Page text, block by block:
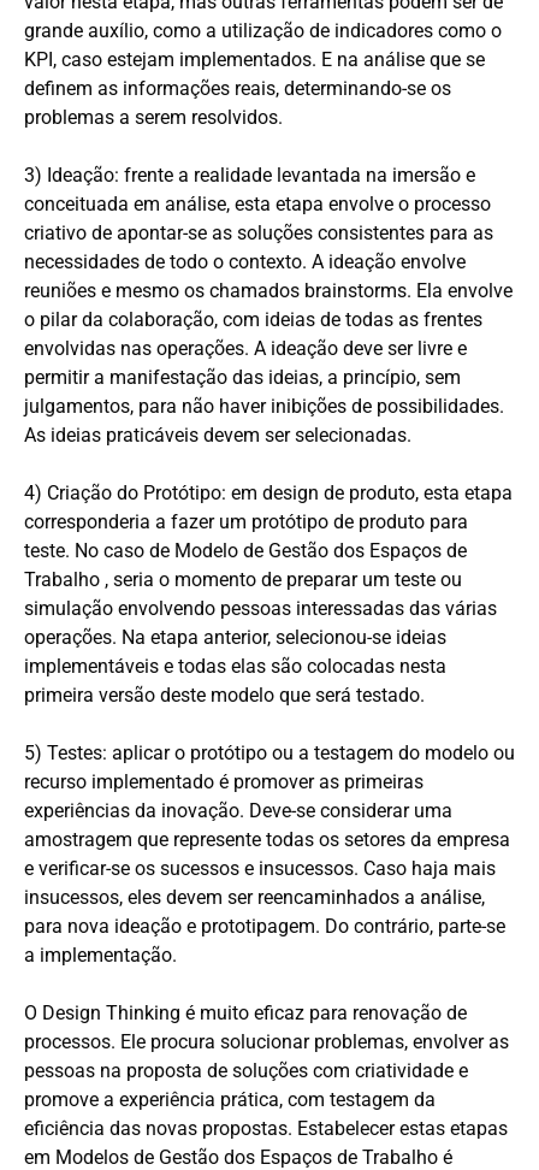
grande auxílio, como a utilização de indicadores como o
KPI, caso estejam implementados. E na análise que se
definem as informações reais, determinando-se os
problemas a serem resolvidos.
3) Ideação: frente a realidade levantada na imersão e
conceituada em análise, esta etapa envolve o processo
criativo de apontar-se as soluções consistentes para as
necessidades de todo o contexto. A ideação envolve
reuniões e mesmo os chamados brainstorms. Ela envolve
o pilar da colaboração, com ideias de todas as frentes
envolvidas nas operações. A ideação deve ser livre e
permitir a manifestação das ideias, a princípio, sem
julgamentos, para não haver inibições de possibilidades.
As ideias praticáveis devem ser selecionadas.
4) Criação do Protótipo: em design de produto, esta etapa
corresponderia a fazer um protótipo de produto para
teste. No caso de Modelo de Gestão dos Espaços de
Trabalho , seria o momento de preparar um teste ou
simulação envolvendo pessoas interessadas das várias
operações. Na etapa anterior, selecionou-se ideias
implementáveis e todas elas são colocadas nesta
primeira versão deste modelo que será testado.
5) Testes: aplicar o protótipo ou a testagem do modelo ou
recurso implementado é promover as primeiras
experiências da inovação. Deve-se considerar uma
amostragem que represente todas os setores da empresa
e verificar-se os sucessos e insucessos. Caso haja mais
insucessos, eles devem ser reencaminhados a análise,
para nova ideação e prototipagem. Do contrário, parte-se
a implementação.
O Design Thinking é muito eficaz para renovação de
processos. Ele procura solucionar problemas, envolver as
pessoas na proposta de soluções com criatividade e
promove a experiência prática, com testagem da
eficiência das novas propostas. Estabelecer estas etapas
em Modelos de Gestão dos Espaços de Trabalho é